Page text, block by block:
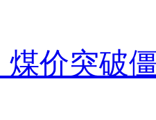
煤价突破